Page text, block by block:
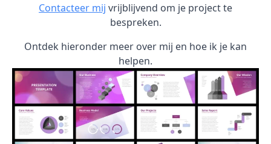
Contacteer mij vrijblijvend om je project te
bespreken.
Ontdek hieronder meer over mij en hoe ik je kan
helpen.